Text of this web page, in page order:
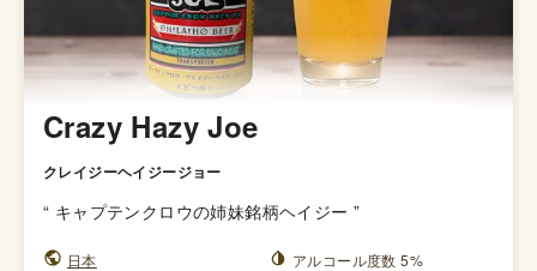
Crazy Hazy Joe
クレイジーヘイジージョー
“ キャプテンクロウの姉妹銘柄ヘイジー ”
日本
アルコール度数 5%